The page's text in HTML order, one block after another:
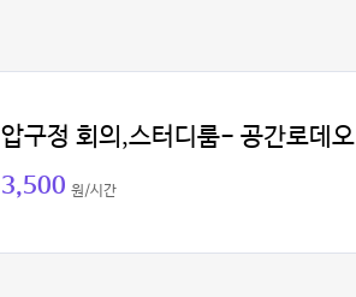
압구정 회의,스터디룸- 공간로데오
3,500 원/시간